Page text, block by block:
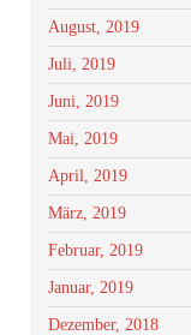
August, 2019
Juli, 2019
Juni, 2019
Mai, 2019
April, 2019
März, 2019
Februar, 2019
Januar, 2019
Dezember, 2018